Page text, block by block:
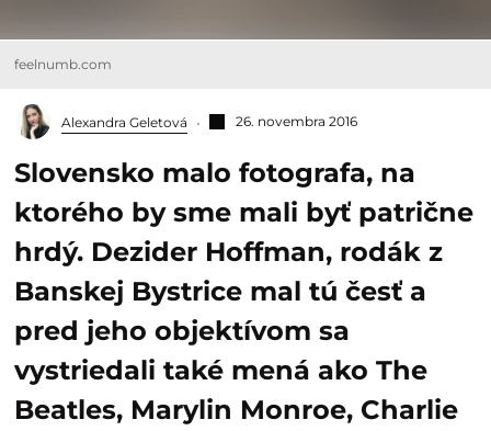
feelnumb.com
Alexandra Geletová 26. novembra 2016
Slovensko malo fotografa, na
ktorého by sme mali byť patrične
hrdý. Dezider Hoffman, rodák z
Banskej Bystrice mal tú česť a
pred jeho objektívom sa
vystriedali také mená ako The
Beatles, Marylin Monroe, Charlie